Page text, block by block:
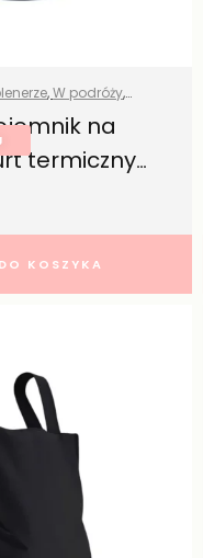
,W podróży,
na
termiczny
700 ml
KOSZYKA